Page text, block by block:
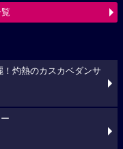
灼熱のカスカベダンサ